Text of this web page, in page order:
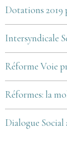
Dotations 2019
Intersyndicale
Réforme Voie
Réformes: la
Dialogue